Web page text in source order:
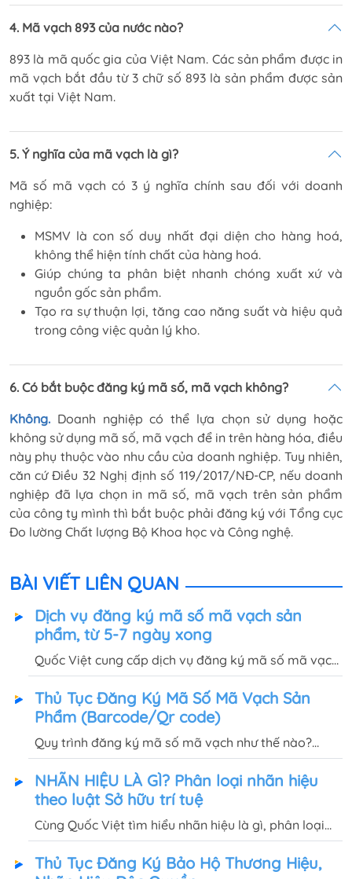
4. Mã vạch 893 của nước nào?
893 là mã quốc gia của Việt Nam. Các sản phẩm được in
mã vạch bắt đầu từ 3 chữ số 893 là sản phẩm được sản
xuất tại Việt Nam.
5. Ý nghĩa của mã vạch là gì?
Mã số mã vạch có 3 ý nghĩa chính sau đối với doanh
nghiệp:
MSMV là con số duy nhất đại diện cho hàng hoá,
không thể hiện tính chất của hàng hoá.
Giúp chúng ta phân biệt nhanh chóng xuất xứ và
nguồn gốc sản phẩm.
Tạo ra sự thuận lợi, tăng cao năng suất và hiệu quả
trong công việc quản lý kho.
6. Có bắt buộc đăng ký mã số, mã vạch không?
Không. Doanh nghiệp có thể lựa chọn sử dụng hoặc
không sử dụng mã số, mã vạch để in trên hàng hóa, điều
này phụ thuộc vào nhu cầu của doanh nghiệp. Tuy nhiên,
căn cứ Điều 32 Nghị định số 119/2017/NĐ-CP, nếu doanh
nghiệp đã lựa chọn in mã số, mã vạch trên sản phẩm
của công ty mình thì bắt buộc phải đăng ký với Tổng cục
Đo lường Chất lượng Bộ Khoa học và Công nghệ.
BÀI VIẾT LIÊN QUAN
Dịch vụ đăng ký mã số mã vạch sản
phẩm, từ 5-7 ngày xong
Quốc Việt cung cấp dịch vụ đăng ký mã số mã vạch
trọn gói, nhận mã số mã vạch sau 5 - 7 ngày, chỉ cần
cung cấp GPKD và danh sách sản phẩm cần đăng
ký.
Thủ Tục Đăng Ký Mã Số Mã Vạch Sản
Phẩm (Barcode/Qr code)
Quy trình đăng ký mã số mã vạch như thế nào?
Tham khảo chi tiết hồ sơ, thủ tục & chi phí đăng ký
mã số mã vạch sản phẩm (barcode/qr code) trong
bài viết này
NHÃN HIỆU LÀ GÌ? Phân loại nhãn hiệu
theo luật Sở hữu trí tuệ
Cùng Quốc Việt tìm hiểu nhãn hiệu là gì, phân loại
nhãn hiệu theo luật sở hữu trí tuệ để đơn giản hơn
khi làm thủ tục đăng ký thương hiệu nhãn hiệu độc
Thủ Tục Đăng Ký Bảo Hộ Thương Hiệu,